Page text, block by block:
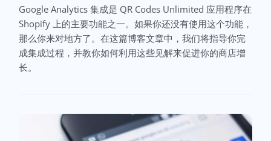
Google Analytics 集成是 QR Codes Unlimited 应用程序在
Shopify 上的主要功能之一。如果你还没有使用这个功能，
那么你来对地方了。在这篇博客文章中，我们将指导你完
成集成过程，并教你如何利用这些见解来促进你的商店增
长。